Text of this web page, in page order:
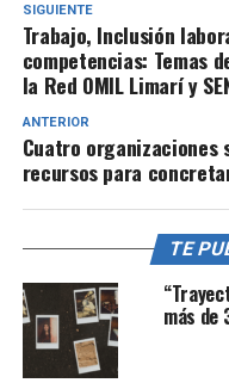
SIGUIENTE
Trabajo, Inclusión
competencias: Temas
la Red OMIL Limarí y
ANTERIOR
Cuatro organizaciones
recursos para
TE
más